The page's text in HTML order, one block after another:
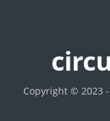
Copyright © 2023